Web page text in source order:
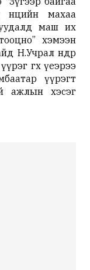
махаа
маш их
хэмээн
өнөөдөр
өгөх үеэрээ
үүрэгт
ажлын хэсэг